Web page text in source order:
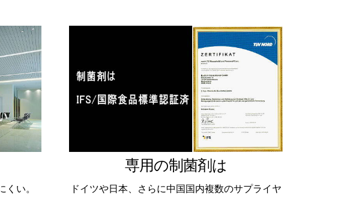
くい。
専用の制菌剤は
ドイツや日本、さらに中国国内複数のサプライヤ